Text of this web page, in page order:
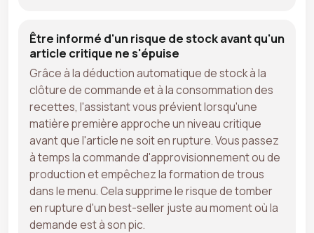
Être informé d'un risque de stock avant qu'un
article critique ne s'épuise
Grâce à la déduction automatique de stock à la
clôture de commande et à la consommation des
recettes, l'assistant vous prévient lorsqu'une
matière première approche un niveau critique
avant que l'article ne soit en rupture. Vous passez
à temps la commande d'approvisionnement ou de
production et empêchez la formation de trous
dans le menu. Cela supprime le risque de tomber
en rupture d'un best-seller juste au moment où la
demande est à son pic.